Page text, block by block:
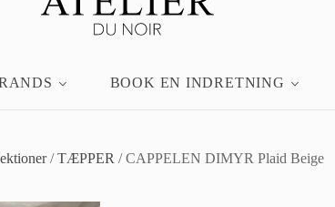
BOOK EN INDRETNING
/ TÆPPER / CAPPELEN DIMYR Plaid Beige